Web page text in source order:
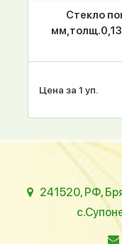
Стекло
Цена за 1 уп.
241520, РФ,